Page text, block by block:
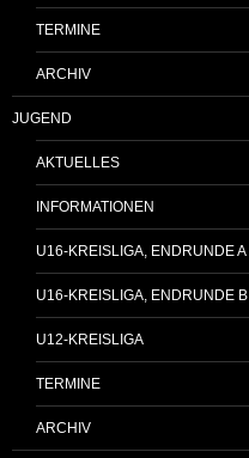
TERMINE
ARCHIV
JUGEND
AKTUELLES
INFORMATIONEN
U16-KREISLIGA, ENDRUNDE A
U16-KREISLIGA, ENDRUNDE B
U12-KREISLIGA
TERMINE
ARCHIV